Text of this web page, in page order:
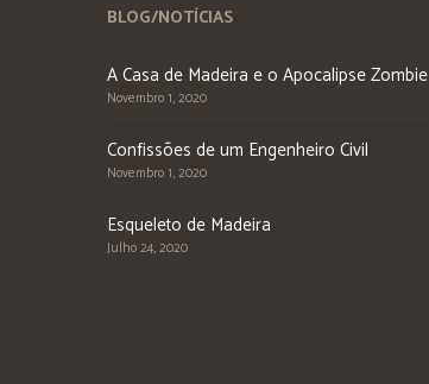
BLOG/NOTÍCIAS
A Casa de Madeira e o Apocalipse Zombie
Novembro 1, 2020
Confissões de um Engenheiro Civil
Novembro 1, 2020
Esqueleto de Madeira
Julho 24, 2020